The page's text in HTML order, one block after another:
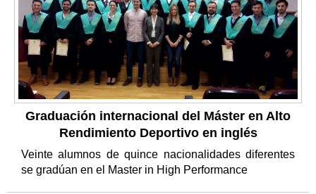
Graduación internacional del Máster en Alto
Rendimiento Deportivo en inglés
Veinte alumnos de quince nacionalidades diferentes
se gradúan en el Master in High Performance